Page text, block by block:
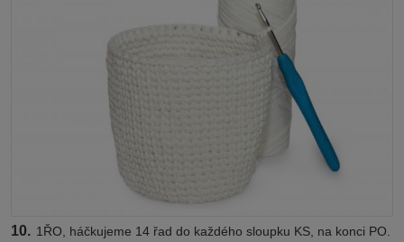
10. 1ŘO, háčkujeme 14 řad do každého sloupku KS, na konci PO.